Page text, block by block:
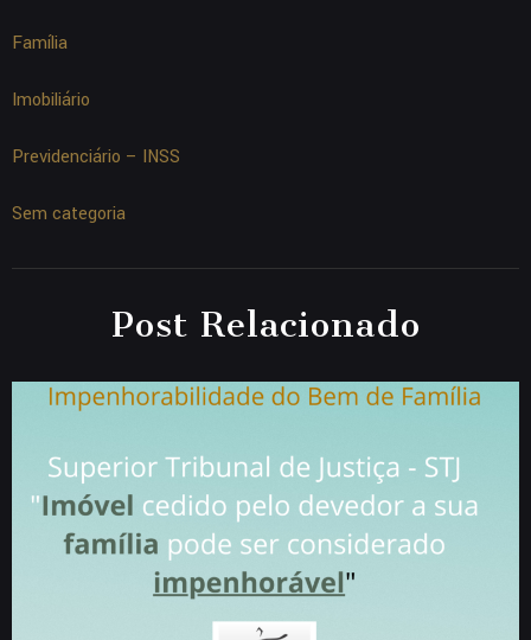
Família
Imobiliário
Previdenciário – INSS
Sem categoria
Post Relacionado